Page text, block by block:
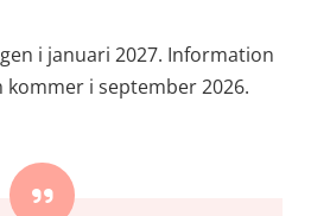
i januari 2027. Information
i september 2026.